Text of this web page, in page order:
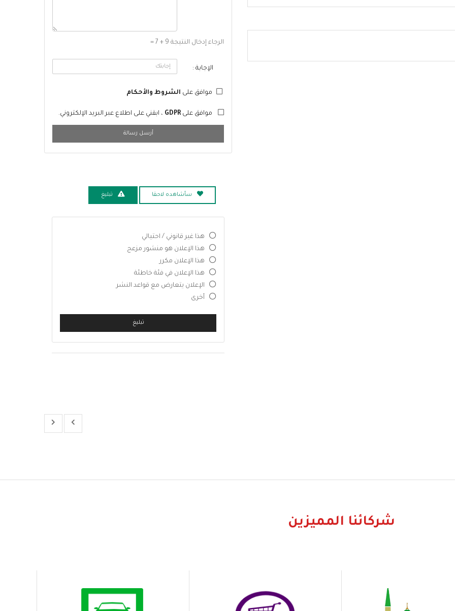
الرجاء إدخال النتيجة 9 + 7 =
الإجابة :
موافق على الشروط والأحكام
موافق علىGDPR ، ابقني على اطلاع عبر البريد الإلكتروني.
أرسل رسالة
سأشاهده لاحقا تبليغ
هذا غير قانوني / احتيالي
هذا الإعلان هو منشور مزعج
هذا الإعلان مكرر
هذا الإعلان في فئة خاطئة
الإعلان يتعارض مع قواعد النشر
أخرى
تبليغ
شركائنا المميزين